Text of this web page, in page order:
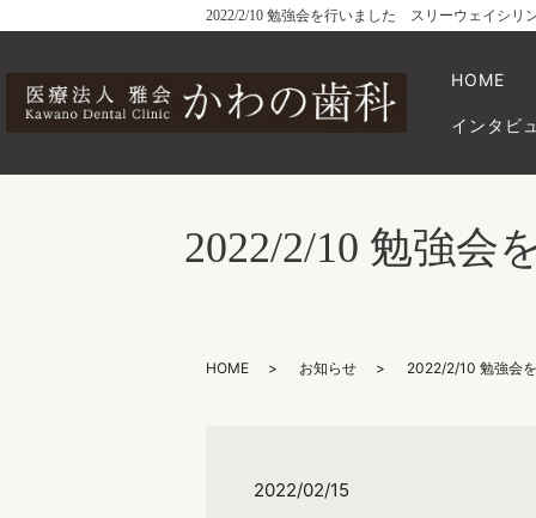
2022/2/10 勉強会を行いました スリーウェイシ
HOME
インタビ
2022/2/10 勉強
HOME お知らせ 2022/2/10 勉強会
2022/02/15